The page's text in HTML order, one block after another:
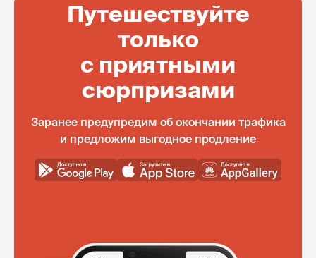
Путешествуйте
только
с приятными
сюрпризами
Заранее предупредим об окончании трафика
и предложим выгодное продление